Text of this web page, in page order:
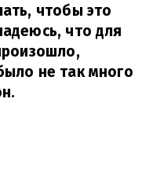
чтобы это
что для
не так много